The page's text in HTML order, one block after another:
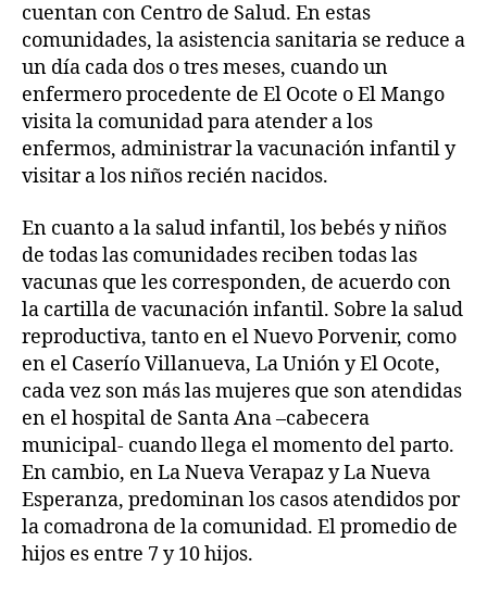
cuentan con Centro de Salud. En estas
comunidades, la asistencia sanitaria se reduce a
un día cada dos o tres meses, cuando un
enfermero procedente de El Ocote o El Mango
visita la comunidad para atender a los
enfermos, administrar la vacunación infantil y
visitar a los niños recién nacidos.
En cuanto a la salud infantil, los bebés y niños
de todas las comunidades reciben todas las
vacunas que les corresponden, de acuerdo con
la cartilla de vacunación infantil. Sobre la salud
reproductiva, tanto en el Nuevo Porvenir, como
en el Caserío Villanueva, La Unión y El Ocote,
cada vez son más las mujeres que son atendidas
en el hospital de Santa Ana –cabecera
municipal- cuando llega el momento del parto.
En cambio, en La Nueva Verapaz y La Nueva
Esperanza, predominan los casos atendidos por
la comadrona de la comunidad. El promedio de
hijos es entre 7 y 10 hijos.